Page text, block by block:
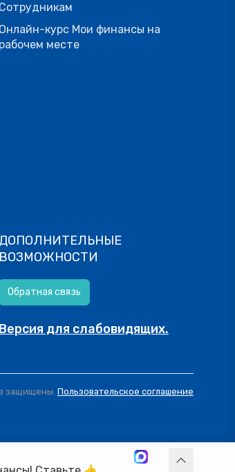
Сотрудникам
Онлайн-курс Мои финансы на
рабочем месте
ДОПОЛНИТЕЛЬНЫЕ
ВОЗМОЖНОСТИ
Обратная связь
Версия для слабовидящих.
защищены. Пользовательское соглашение